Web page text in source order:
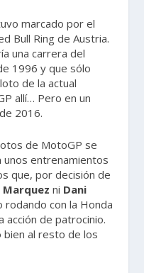
marcado por el
Bull Ring de Austria.
una carrera del
1996 y que sólo
de la actual
allí… Pero en un
2016.
de MotoGP se
unos entrenamientos
que, por decisión de
Marquez ni Dani
con la Honda
acción de patrocinio.
bien al resto de los